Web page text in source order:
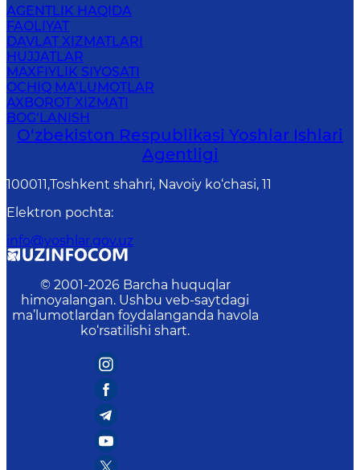
AGENTLIK HAQIDA
FAOLIYAT
DAVLAT XIZMATLARI
HUJJATLAR
MAXFIYLIK SIYOSATI
OCHIQ MA’LUMOTLAR
AXBOROT XIZMATI
BOG‘LANISH
O‘zbеkistоn Rеspublikаsi Yoshlar Ishlari
Agentligi
100011,Toshkent shahri, Navoiy ko‘chasi, 11
Elektron pochta:
info@yoshlar.gov.uz
© 2001-2026 Barcha huquqlar
himoyalangan. Ushbu veb-saytdagi
ma’lumotlardan foydalanganda havola
ko‘rsatilishi shart.